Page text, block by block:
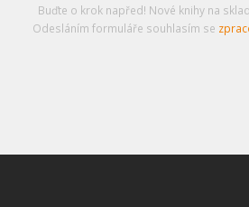
Buďte o krok napřed! Nové knihy na
Odesláním formuláře souhlasím se